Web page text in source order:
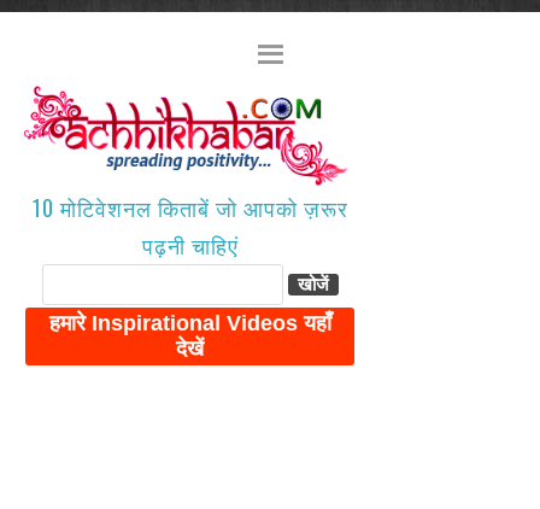
10 मोटिवेशनल किताबें जो आपको ज़रूर
पढ़नी चाहिएं